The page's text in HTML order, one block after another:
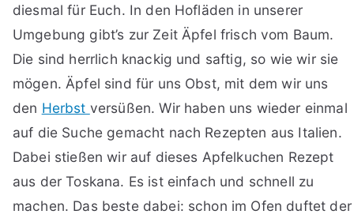
diesmal für Euch. In den Hofläden in unserer
Umgebung gibt’s zur Zeit Äpfel frisch vom Baum.
Die sind herrlich knackig und saftig, so wie wir sie
mögen. Äpfel sind für uns Obst, mit dem wir uns
den Herbst versüßen. Wir haben uns wieder einmal
auf die Suche gemacht nach Rezepten aus Italien.
Dabei stießen wir auf dieses Apfelkuchen Rezept
aus der Toskana. Es ist einfach und schnell zu
machen. Das beste dabei: schon im Ofen duftet der